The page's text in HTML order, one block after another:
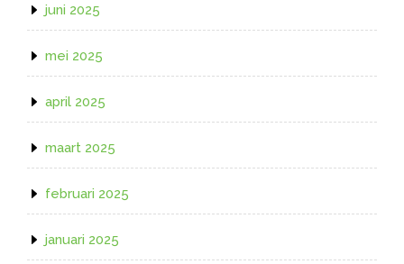
juni 2025
mei 2025
april 2025
maart 2025
februari 2025
januari 2025